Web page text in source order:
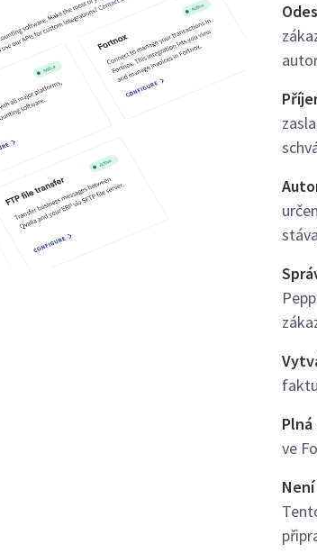
ve